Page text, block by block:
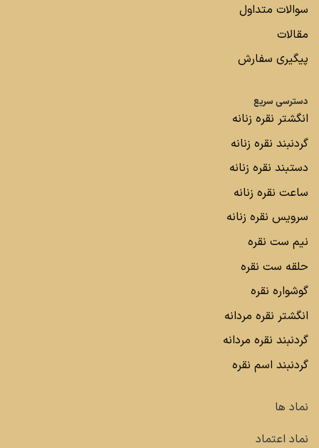
سوالات متداول
مقالات
پیگیری سفارش
دسترسی سریع
انگشتر نقره زنانه
گردنبند نقره زنانه
دستبند نقره زنانه
ساعت نقره زنانه
سرویس نقره زنانه
نیم ست نقره
حلقه ست نقره
گوشواره نقره
انگشتر نقره مردانه
گردنبند نقره مردانه
گردنبند اسم نقره
نماد ها
نماد اعتماد